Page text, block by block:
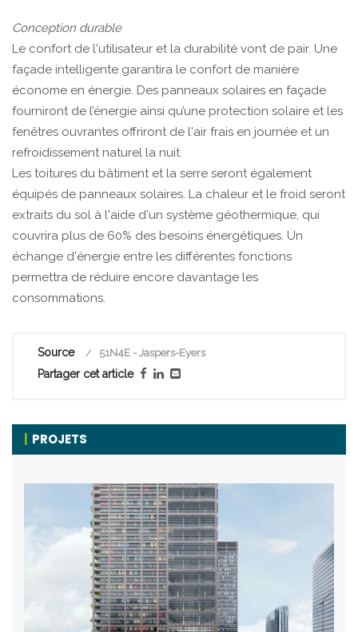
Conception durable
Le confort de l'utilisateur et la durabilité vont de pair. Une
façade intelligente garantira le confort de manière
économe en énergie. Des panneaux solaires en façade
fourniront de l’énergie ainsi qu’une protection solaire et les
fenêtres ouvrantes offriront de l'air frais en journée et un
refroidissement naturel la nuit.
Les toitures du bâtiment et la serre seront également
équipés de panneaux solaires. La chaleur et le froid seront
extraits du sol à l'aide d'un système géothermique, qui
couvrira plus de 60% des besoins énergétiques. Un
échange d'énergie entre les différentes fonctions
permettra de réduire encore davantage les
consommations.
Source 51N4E - Jaspers-Eyers
Partager cet article
PROJETS